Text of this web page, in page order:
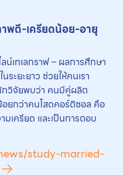
พดี-เครียดน้อย-อายุ
เทเลกราฟ – ผลการศึกษา
ระยะยาว ช่วยให้คนเรา
กวิจัยพบว่า คนมีคู่ผลิต
ยกว่าคนโสดคอร์ติซอล คือ
เครียด และเป็นการตอบ
study-married-